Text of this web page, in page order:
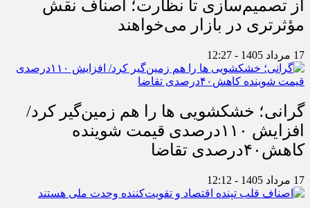
از تصمیم‌سازی تا نظارت؛ اصناف نقش
مؤثرتری در بازار می‌خواهند
17 مرداد 1405 - 12:27
گرانی؛ خشکشویی‌ ها را هم زمین‌گیر کرد/
افزایش ۱۱۰درصدی قیمت شوینده
کاهش۴۰درصدی تقاضا
17 مرداد 1405 - 12:12